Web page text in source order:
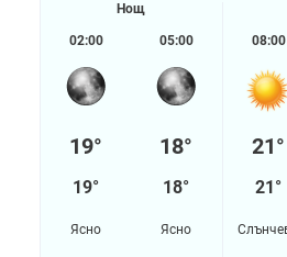
Нощ
02:00
19°
19°
Ясно
05:00
18°
18°
Ясно
08:00
21°
21°